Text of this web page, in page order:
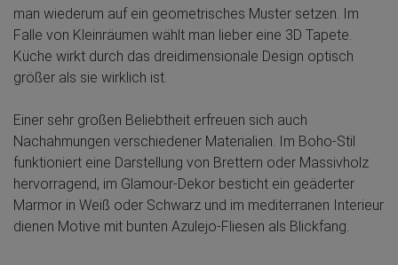
man wiederum auf ein geometrisches Muster setzen. Im
Falle von Kleinräumen wählt man lieber eine 3D Tapete.
Küche wirkt durch das dreidimensionale Design optisch
größer als sie wirklich ist.
Einer sehr großen Beliebtheit erfreuen sich auch
Nachahmungen verschiedener Materialien. Im Boho-Stil
funktioniert eine Darstellung von Brettern oder Massivholz
hervorragend, im Glamour-Dekor besticht ein geäderter
Marmor in Weiß oder Schwarz und im mediterranen Interieur
dienen Motive mit bunten Azulejo-Fliesen als Blickfang.